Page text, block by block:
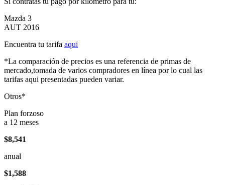
Mazda 3
AUT 2016
Encuentra tu tarifa aqui
*La comparación de precios es una referencia de primas de
mercado,tomada de varios compradores en línea por lo cual las
tarifas aqui presentadas pueden variar.
Otros*
Plan forzoso
a 12 meses
$8,541
anual
$1,588